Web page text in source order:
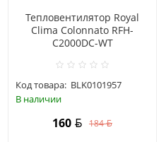
Тепловентилятор Royal
Clima Colonnato RFH-
C2000DC-WT
Код товара: BLK0101957
В наличии
160 184